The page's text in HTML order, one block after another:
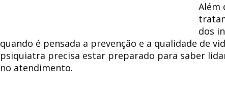
Além
dos
quando é pensada a prevenção e a qualidade de
psiquiatra precisa estar preparado para saber
no atendimento.